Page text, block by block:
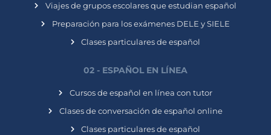
Viajes de grupos escolares que estudian español
Preparación para los exámenes DELE y SIELE
Clases particulares de español
02 - ESPAÑOL EN LÍNEA
Cursos de español en línea con tutor
Clases de conversación de español online
Clases particulares de español